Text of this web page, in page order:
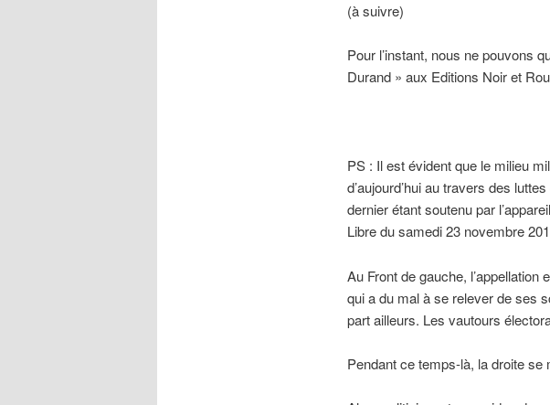
(à suivre)
Pour l’instant, nous ne pouvons
Durand » aux Editions Noir et
PS : Il est évident que le milieu
d’aujourd’hui au travers des
dernier étant soutenu par
Libre du samedi 23 novembre
Au Front de gauche,
qui a du mal à se relever de ses
part ailleurs. Les vautours
Pendant ce temps-là, la droite